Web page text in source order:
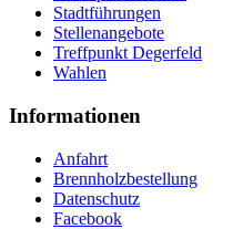
Stadtführungen
Stellenangebote
Treffpunkt Degerfeld
Wahlen
Informationen
Anfahrt
Brennholzbestellung
Datenschutz
Facebook